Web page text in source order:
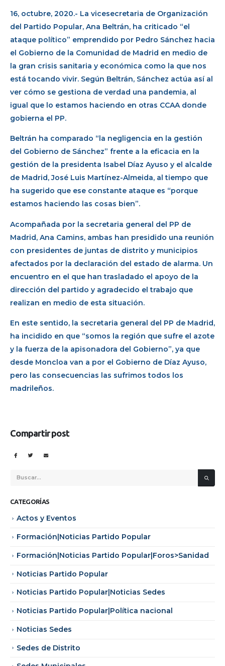
16, octubre, 2020.- La vicesecretaria de Organización
del Partido Popular, Ana Beltrán, ha criticado “el
ataque político” emprendido por Pedro Sánchez hacia
el Gobierno de la Comunidad de Madrid en medio de
la gran crisis sanitaria y económica como la que nos
está tocando vivir. Según Beltrán, Sánchez actúa así al
ver cómo se gestiona de verdad una pandemia, al
igual que lo estamos haciendo en otras CCAA donde
gobierna el PP.
Beltrán ha comparado “la negligencia en la gestión
del Gobierno de Sánchez” frente a la eficacia en la
gestión de la presidenta Isabel Díaz Ayuso y el alcalde
de Madrid, José Luis Martínez-Almeida, al tiempo que
ha sugerido que ese constante ataque es “porque
estamos haciendo las cosas bien”.
Acompañada por la secretaria general del PP de
Madrid, Ana Camins, ambas han presidido una reunión
con presidentes de juntas de distrito y municipios
afectados por la declaración del estado de alarma. Un
encuentro en el que han trasladado el apoyo de la
dirección del partido y agradecido el trabajo que
realizan en medio de esta situación.
En este sentido, la secretaria general del PP de Madrid,
ha incidido en que “somos la región que sufre el azote
y la fuerza de la apisonadora del Gobierno”, ya que
desde Moncloa van a por el Gobierno de Díaz Ayuso,
pero las consecuencias las sufrimos todos los
madrileños.
Compartir post
CATEGORÍAS
Actos y Eventos
Formación|Noticias Partido Popular
Formación|Noticias Partido Popular|Foros>Sanidad
Noticias Partido Popular
Noticias Partido Popular|Noticias Sedes
Noticias Partido Popular|Política nacional
Noticias Sedes
Sedes de Distrito